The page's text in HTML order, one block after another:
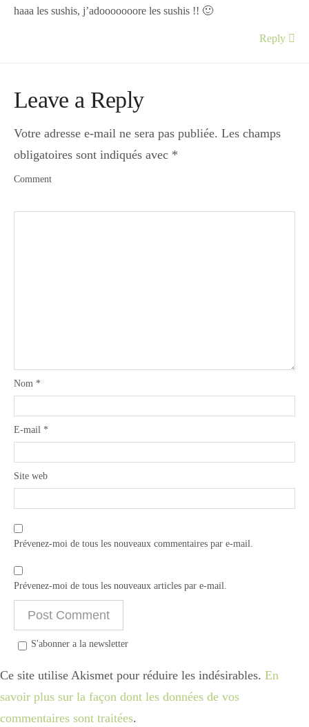
haaa les sushis, j’adooooooore les sushis !! 🙂
Reply
Leave a Reply
Votre adresse e-mail ne sera pas publiée. Les champs
obligatoires sont indiqués avec *
Comment
Nom *
E-mail *
Site web
Prévenez-moi de tous les nouveaux commentaires par e-mail.
Prévenez-moi de tous les nouveaux articles par e-mail.
S'abonner a la newsletter
Ce site utilise Akismet pour réduire les indésirables. En
savoir plus sur la façon dont les données de vos
commentaires sont traitées.